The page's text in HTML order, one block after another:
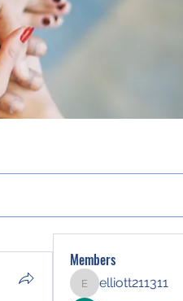
Members
elliott211311
elliott211311